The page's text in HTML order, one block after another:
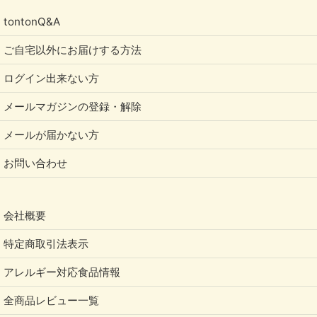
tontonQ&A
ご自宅以外にお届けする方法
ログイン出来ない方
メールマガジンの登録・解除
メールが届かない方
お問い合わせ
会社概要
特定商取引法表示
アレルギー対応食品情報
全商品レビュー一覧